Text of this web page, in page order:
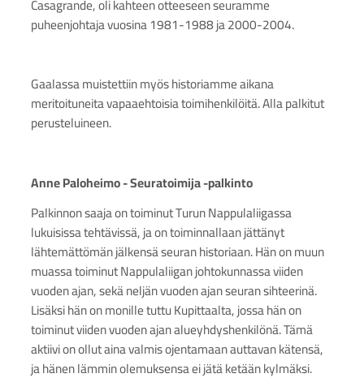
Casagrande, oli kahteen otteeseen seuramme
puheenjohtaja vuosina 1981-1988 ja 2000-2004.
Gaalassa muistettiin myös historiamme aikana
meritoituneita vapaaehtoisia toimihenkilöitä. Alla palkitut
perusteluineen.
Anne Paloheimo - Seuratoimija -palkinto
Palkinnon saaja on toiminut Turun Nappulaliigassa
lukuisissa tehtävissä, ja on toiminnallaan jättänyt
lähtemättömän jälkensä seuran historiaan. Hän on muun
muassa toiminut Nappulaliigan johtokunnassa viiden
vuoden ajan, sekä neljän vuoden ajan seuran sihteerinä.
Lisäksi hän on monille tuttu Kupittaalta, jossa hän on
toiminut viiden vuoden ajan alueyhdyshenkilönä. Tämä
aktiivi on ollut aina valmis ojentamaan auttavan kätensä,
ja hänen lämmin olemuksensa ei jätä ketään kylmäksi.